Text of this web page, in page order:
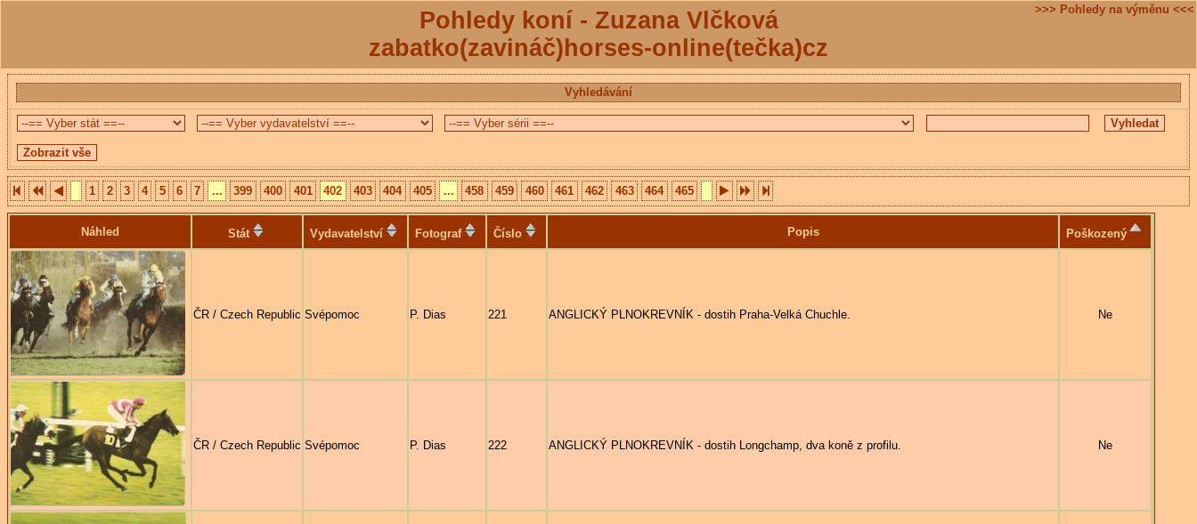
Pohledy koní - Zuzana Vlčková
zabatko(zavináč)horses-online(tečka)cz
>>> Pohledy na výměnu <<<
Vyhledávání
1 2 3 4 5 6 7 ... 399 400 401 402 403 404 405 ... 458 459 460 461 462 463 464 465
Náhled Stát Vydavatelství Fotograf Číslo Popis Poškozený
ČR / Czech Republic Svépomoc P. Dias 221 ANGLICKÝ PLNOKREVNÍK - dostih Praha-Velká Chuchle. Ne
ČR / Czech Republic Svépomoc P. Dias 222 ANGLICKÝ PLNOKREVNÍK - dostih Longchamp, dva koně z profilu. Ne